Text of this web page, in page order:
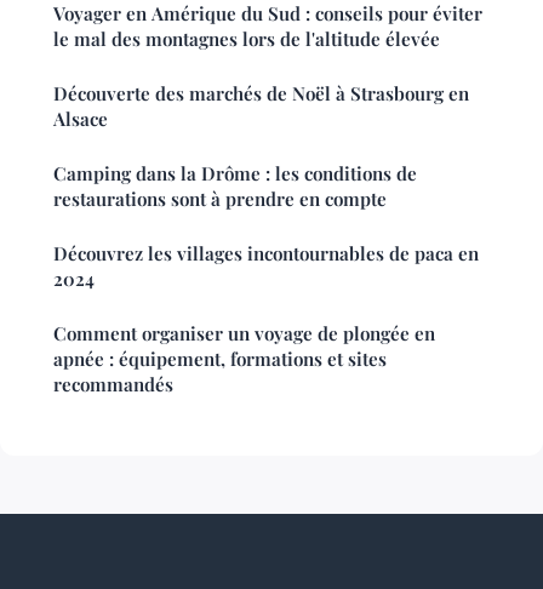
Voyager en Amérique du Sud : conseils pour éviter
le mal des montagnes lors de l'altitude élevée
Découverte des marchés de Noël à Strasbourg en
Alsace
Camping dans la Drôme : les conditions de
restaurations sont à prendre en compte
Découvrez les villages incontournables de paca en
2024
Comment organiser un voyage de plongée en
apnée : équipement, formations et sites
recommandés